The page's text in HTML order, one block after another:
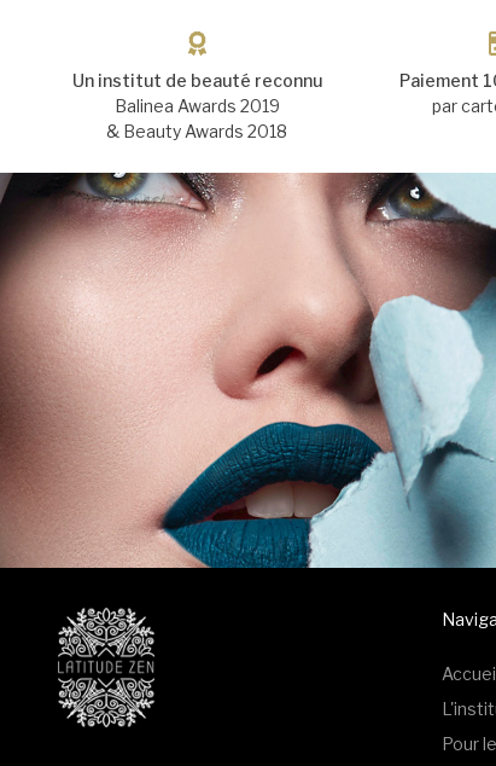
du
Corps
Un institut de beauté reconnu
Balinea Awards 2019
& Beauty Awards 2018
Paiement
par
Pour